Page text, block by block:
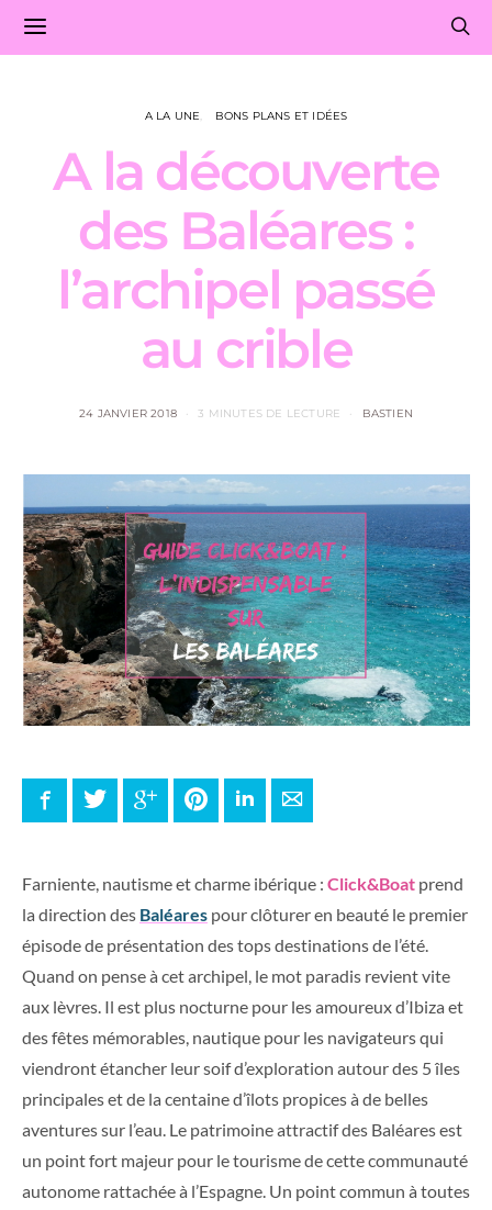
A LA UNE BONS PLANS ET IDÉES
A la découverte
des Baléares :
l’archipel passé
au crible
24 JANVIER 2018 3 MINUTES DE LECTURE BASTIEN
FacebookTwitter Google+ PinterestLinkedInE-mail
Farniente, nautisme et charme ibérique : Click&Boat prend
la direction des Baléares pour clôturer en beauté le premier
épisode de présentation des tops destinations de l’été.
Quand on pense à cet archipel, le mot paradis revient vite
aux lèvres. Il est plus nocturne pour les amoureux d’Ibiza et
des fêtes mémorables, nautique pour les navigateurs qui
viendront étancher leur soif d’exploration autour des 5 îles
principales et de la centaine d’îlots propices à de belles
aventures sur l’eau. Le patrimoine attractif des Baléares est
un point fort majeur pour le tourisme de cette communauté
autonome rattachée à l’Espagne. Un point commun à toutes